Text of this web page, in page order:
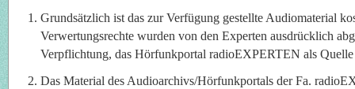
Grundsätzlich ist das zur Verfügung gestellte Audiomaterial
Verwertungsrechte wurden von den Experten ausdrücklich
Verpflichtung, das Hörfunkportal radioEXPERTEN als Quelle
Das Material des Audioarchivs/Hörfunkportals der Fa.